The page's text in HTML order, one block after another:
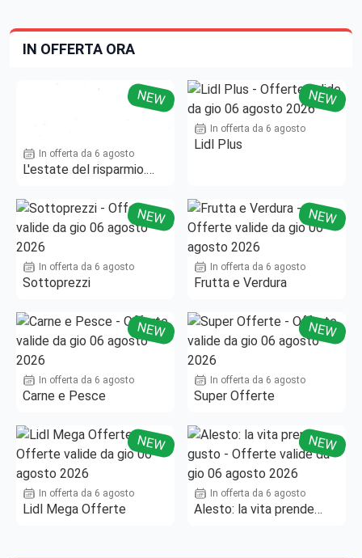
IN OFFERTA ORA
NEW
In offerta da 6 agosto
L'estate del risparmio.
NEW
In offerta da 6 agosto
Lidl Plus
NEW
In offerta da 6 agosto
Sottoprezzi
NEW
In offerta da 6 agosto
Frutta e Verdura
NEW
In offerta da 6 agosto
Carne e Pesce
NEW
In offerta da 6 agosto
Super Offerte
NEW
In offerta da 6 agosto
Lidl Mega Offerte
NEW
In offerta da 6 agosto
Alesto: la vita prende